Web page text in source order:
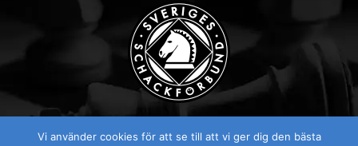
Vi använder cookies för att se till att vi ger dig den bästa